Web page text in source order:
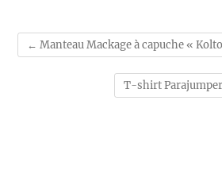
← Manteau Mackage à capuche «
T-shirt